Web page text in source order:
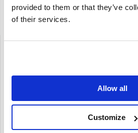
provided to them or that they’ve
of their services.
Allow all
Customize
Gerelateerde artikelen
Koelvloeistof 5ltr. -26c Volvo KVL